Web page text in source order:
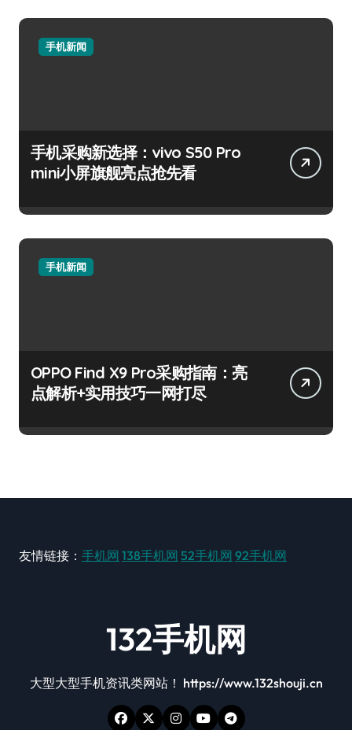
手机新闻
手机采购新选择：vivo S50 Pro
mini小屏旗舰亮点抢先看
手机新闻
OPPO Find X9 Pro采购指南：亮
点解析+实用技巧一网打尽
友情链接： 手机网 138手机网 52手机网 92手机网
132手机网
大型大型手机资讯类网站！ https://www.132shouji.cn